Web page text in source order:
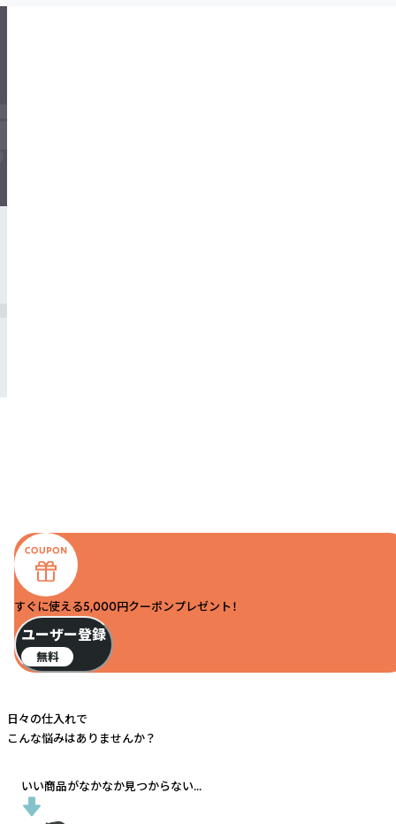
すぐに使える5,000円クーポンプレゼント！
ユーザー登録
無料
日々の仕入れで
こんな悩みはありませんか？
いい商品がなかなか見つからない...